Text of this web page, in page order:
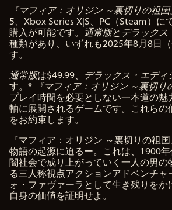
A
c
c
e
t
P
l
a
再
生
を
ク
『マフィア：オリジン ～裏切りの祖国
5、Xbox Series X|S、PC（Steam）に
購入が可能です。 通常版と デラックス
種類があり、いずれも2025年8月8日
す。
通常版は$49.99、 デラックス・エディ
す。*
『マフィア：オリジン ～裏切り
プレイ時間を必要としない一本道の魅
軸に展開されるゲームです。これらの
をお約束します。
『マフィア：オリジン ～裏切りの祖
物語の起源に迫るー。これは、1900
闇社会で成り上がっていく一人の男の
る三人称視点アクションアドベンチャ
ォ・ファヴァーラとして生き残りを
自身の価値を証明せよ。